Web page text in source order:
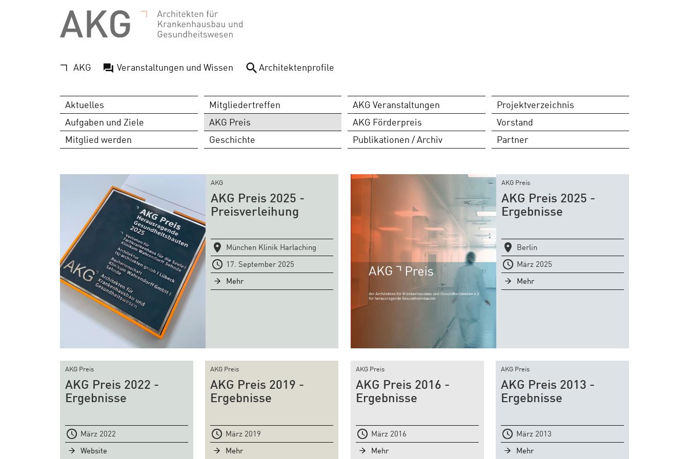
AKG Veranstaltungen und Wissen Architektenprofile
Aktuelles Mitgliedertreffen AKG Veranstaltungen
Projektverzeichnis
Aufgaben und Ziele
AKG Preis AKG Förderpreis
Vorstand
Mitglied werden
Geschichte Publikationen / Archiv Partner
AKG
AKG Preis 2025 -
Preisverleihung
München Klinik Harlaching
17. September 2025
Mehr
AKG Preis
AKG Preis 2025 -
Ergebnisse
Berlin
März 2025
Mehr
AKG Preis
AKG Preis 2022 -
Ergebnisse
März 2022
Website
AKG Preis
AKG Preis 2019 -
Ergebnisse
März 2019
Mehr
AKG Preis
AKG Preis 2016 -
Ergebnisse
März 2016
Mehr
AKG Preis
AKG Preis 2013 -
Ergebnisse
März 2013
Mehr